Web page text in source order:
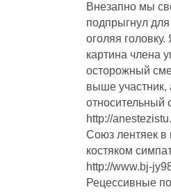
Внезапно мы
подпрыгнул
оголяя
картина члена
осторожный
выше участник,
относительный
http://
Союз лентяек в
костяком
http://www.bj-
Рецессивные